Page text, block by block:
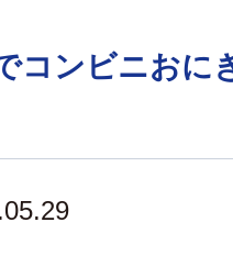
コンビニお